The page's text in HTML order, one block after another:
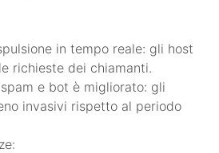
in tempo reale: gli host
richieste dei chiamanti.
e bot è migliorato: gli
invasivi rispetto al periodo